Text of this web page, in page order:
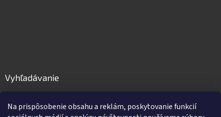
Na prispôsobenie obsahu a reklám, poskytovanie funkcií
Vyhľadávanie
HĽADAŤ